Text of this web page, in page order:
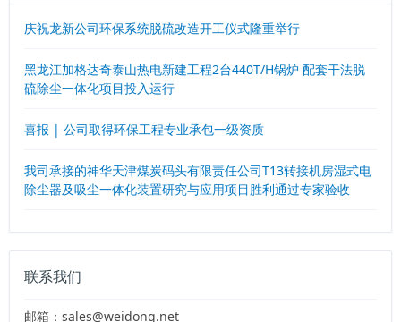
庆祝龙新公司环保系统脱硫改造开工仪式隆重举行
黑龙江加格达奇泰山热电新建工程2台440T/H锅炉 配套干法脱
硫除尘一体化项目投入运行
喜报 | 公司取得环保工程专业承包一级资质
我司承接的神华天津煤炭码头有限责任公司T13转接机房湿式电
除尘器及吸尘一体化装置研究与应用项目胜利通过专家验收
联系我们
邮箱：sales@weidong.net